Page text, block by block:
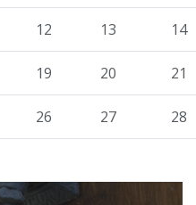
12 13 14
19 20 21
26 27 28